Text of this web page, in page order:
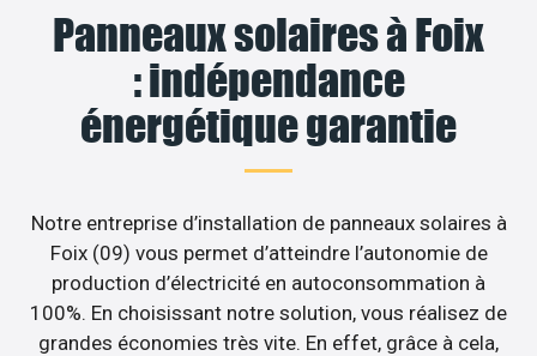
Panneaux solaires à Foix
: indépendance
énergétique garantie
Notre entreprise d’installation de panneaux solaires à
Foix (09) vous permet d’atteindre l’autonomie de
production d’électricité en autoconsommation à
100%. En choisissant notre solution, vous réalisez de
grandes économies très vite. En effet, grâce à cela,